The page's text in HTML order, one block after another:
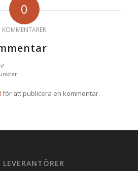
0
KOMMENTARER
för att publicera en kommentar.